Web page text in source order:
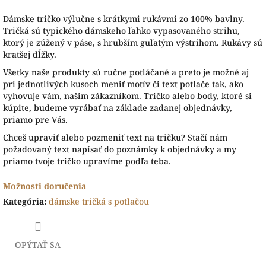
Dámske tričko výlučne s krátkymi rukávmi zo 100% bavlny.
Tričká sú typického dámskeho ľahko vypasovaného strihu,
ktorý je zúžený v páse, s hrubším guľatým výstrihom. Rukávy sú
kratšej dĺžky.
Všetky naše produkty sú ručne potláčané a preto je možné aj
pri jednotlivých kusoch meniť motív či text potlače tak, ako
vyhovuje vám, našim zákazníkom. Tričko alebo body, ktoré si
kúpite, budeme vyrábať na základe zadanej objednávky,
priamo pre Vás.
Chceš upraviť alebo pozmeniť text na tričku? Stačí nám
požadovaný text napísať do poznámky k objednávky a my
priamo tvoje tričko upravíme podľa teba.
Možnosti doručenia
Kategória: dámske tričká s potlačou
OPÝTAŤ SA